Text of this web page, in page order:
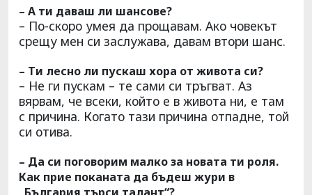
– А ти даваш ли шансове?
– По-скоро умея да прощавам. Ако човекът
срещу мен си заслужава, давам втори шанс.
– Ти лесно ли пускаш хора от живота си?
– Не ги пускам – те сами си тръгват. Аз
вярвам, че всеки, който е в живота ни, е там
с причина. Когато тази причина отпадне, той
си отива.
– Да си поговорим малко за новата ти роля.
Как прие поканата да бъдеш жури в
„България търси талант“?